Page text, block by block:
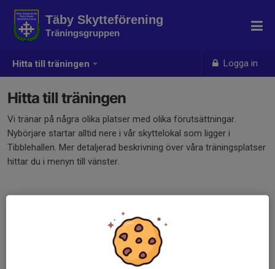
Hitta till träningen Logga in
Täby Skytteförening
Träningsgruppen
Hitta till träningen
Vi tränar på några olika platser med olika förutsättningar.
Nybörjare startar alltid nere i vår skyttelokal som ligger i
Tibblehallen. Mer detaljerad beskrivning över våra träningsplatser
hittar du i menyn till vänster.